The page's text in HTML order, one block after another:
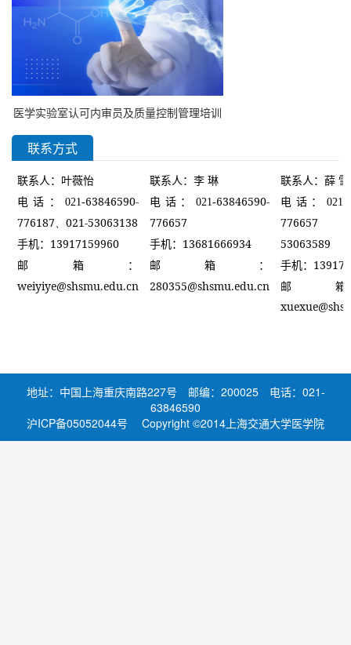
院将于2023年7
月5日-7月9日
举办“2023年基
于器官系统整合
课程的PBL教师
（2023-15-01-
005 [国]）”。本
次培训由医学院
教务处主办，医
学院继续教育学
院承办。授课专
家包括来自上海
交大医学院及附
属...
突发公共卫生
应急护理处置
学术论坛暨
2023年突发
公共卫生事件
应急处置护理
师资培训班
各相关单位：根
据《中华人民共
和国第十四个五
年规划和2035
年远景目标纲
要》提出的主要
目标之一即要加
强突发公共事件
应急处置能力，
提升国家安全治
理的效能。为了
有效应对全球频
发的各类突发公
能力和实战水
平，上海交通大
学医学院将于
基于以结果为导向的医学模拟师资培训
（2023-15-01-028【国】...
医学实验室认可内审员及质量控制管理培训
关于举办2025年重点专科（学科）建设综合
能力提升专题培训班...
2025年度国家级继续医学教育项目“基于器
联系方式
联系人： 叶薇怡
电话： 021-63846590-
776187、021-53063138
手机： 13917159960
邮箱：
weiyiye@shsmu.edu.cn
联系人： 李 琳
电话： 021-63846590-
776657
手机： 13681666934
邮箱：
280355@shsmu.edu.cn
联系人： 薛 雪
电话： 021-
776657
53063589
手机：
邮
地址：中国上海重庆南路227号 邮编：200025 电话：021-
63846590
沪ICP备05052044号 Copyright ©2014上海交通大学医学院